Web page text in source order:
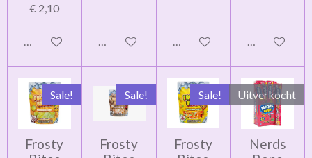
€ 2,10
In winkelwagen Houd mij op de hoogteHoud mij op de hoogte
In
Sale!
Frosty
Sale!
Frosty
Sale!
Frosty
Uitverkocht
Nerds